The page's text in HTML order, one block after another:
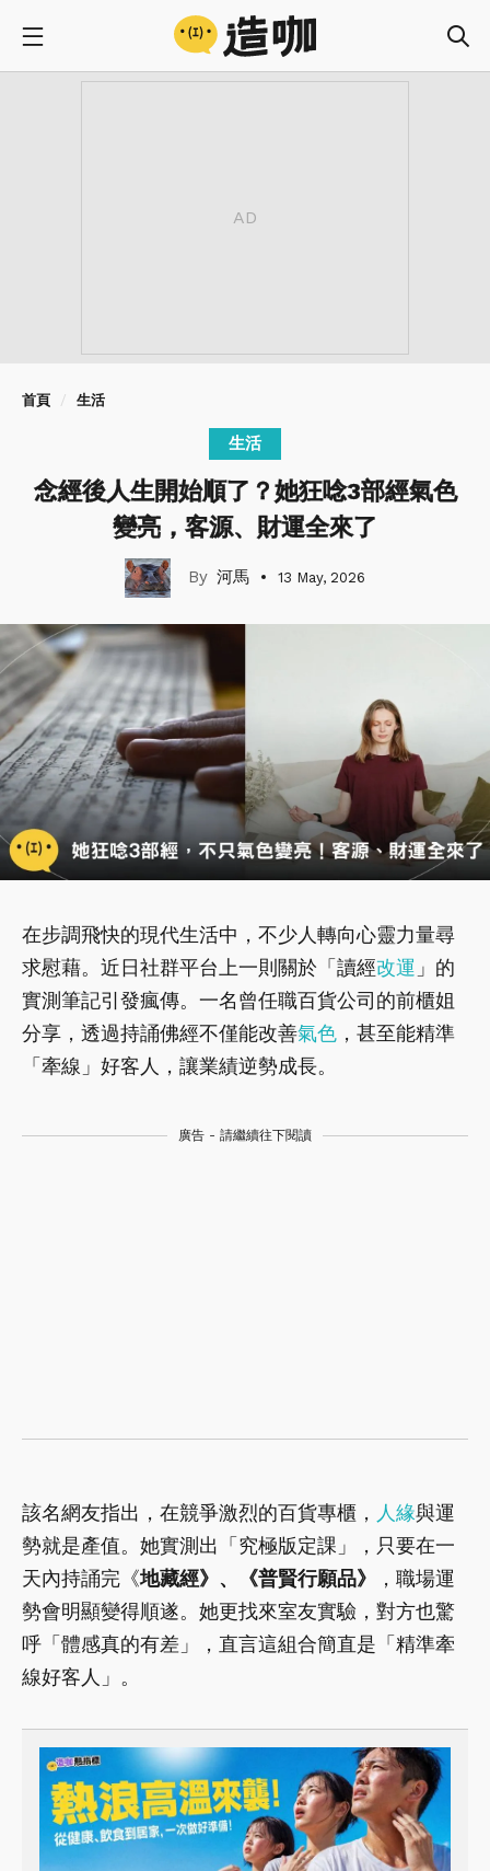
首頁 生活
生活
念經後人生開始順了？她狂唸3部經氣色
變亮，客源、財運全來了
河馬 13 May, 2026
在步調飛快的現代生活中，不少人轉向心靈力量尋
求慰藉。近日社群平台上一則關於「讀經改運 」的
實測筆記引發瘋傳。一名曾任職百貨公司的前櫃姐
分享，透過持誦佛經不僅能改善氣色 ，甚至能精準
「牽線」好客人，讓業績逆勢成長。
廣告 - 請繼續往下閱讀
該名網友指出，在競爭激烈的百貨專櫃， 人緣與運
勢就是產值。她實測出「究極版定課」，只要在一
天內持誦完《地藏經》、《普賢行願品》
，職場運
勢會明顯變得順遂。她更找來室友實驗，對方也驚
呼「體感真的有差」，直言這組合簡直是「精準牽
線好客人」。